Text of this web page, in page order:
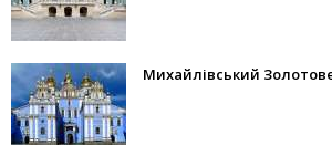
Михайлівський